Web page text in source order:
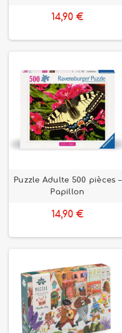
14,90 €
Puzzle Adulte 500 pièces –
Papillon
14,90 €